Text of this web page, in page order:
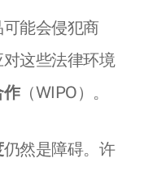
能会侵犯商
这些法律环境
作（WIPO）。
仍然是障碍。许